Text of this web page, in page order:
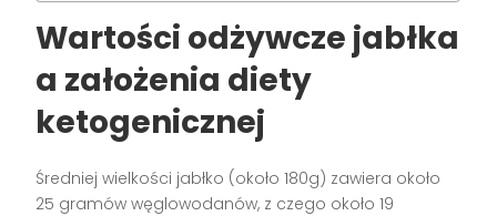
Wartości odżywcze jabłka
a założenia diety
ketogenicznej
Średniej wielkości jabłko (około 180g) zawiera około
25 gramów węglowodanów, z czego około 19